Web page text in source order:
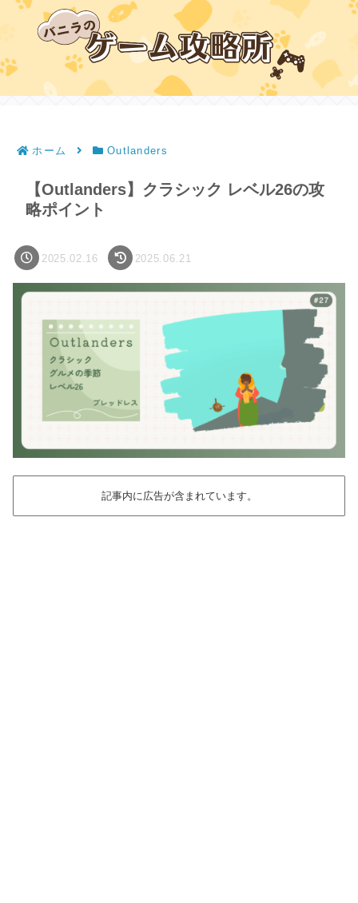
ホーム Outlanders
【Outlanders】クラシック レベル26の攻
略ポイント
2025.02.16 2025.06.21
記事内に広告が含まれています。